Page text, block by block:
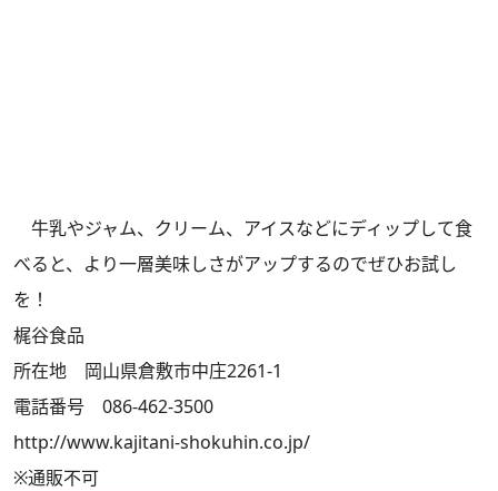
牛乳やジャム、クリーム、アイスなどにディップして食
べると、より一層美味しさがアップするのでぜひお試し
を！
梶谷食品
所在地 岡山県倉敷市中庄2261-1
電話番号 086-462-3500
http://www.kajitani-shokuhin.co.jp/
※通販不可